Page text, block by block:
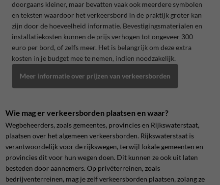
doorgaans kleiner, maar bevatten vaak ook meerdere symbolen
en teksten waardoor het verkeersbord in de praktijk groter kan
zijn door de hoeveelheid informatie. Bevestigingsmaterialen en
installatiekosten kunnen de prijs verhogen tot ongeveer 300
euro per bord, of zelfs meer. Het is belangrijk om deze extra
kosten in je budget mee te nemen, indien noodzakelijk.
Meer informatie over prijzen van verkeersborden
Wie mag er verkeersborden plaatsen en waar?
Wegbeheerders, zoals gemeentes, provincies en Rijkswaterstaat,
plaatsen over het algemeen verkeersborden. Rijkswaterstaat is
verantwoordelijk voor de rijkswegen, terwijl lokale gemeenten en
provincies dit voor hun wegen doen. Dit kunnen ze ook uit laten
besteden door aannemers. Op privéterreinen, zoals
bedrijventerreinen, mag je zelf verkeersborden plaatsen, zolang ze